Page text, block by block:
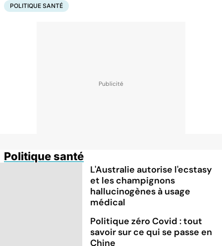
POLITIQUE SANTÉ
Politique santé
L'Australie autorise l'ecstasy
et les champignons
hallucinogènes à usage
médical
Politique zéro Covid : tout
savoir sur ce qui se passe en
Chine